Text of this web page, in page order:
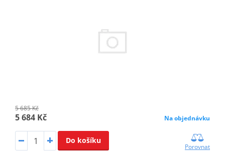
5 685 Kč
5 684 Kč Na objednávku
Do košíku
Porovnat